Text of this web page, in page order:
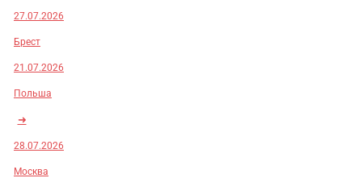
27.07.2026
Брест
21.07.2026
Польша
➜
28.07.2026
Москва